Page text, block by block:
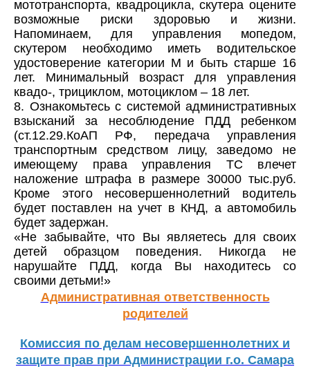
мототранспорта, квадроцикла, скутера оцените
возможные риски здоровью и жизни.
Напоминаем, для управления мопедом,
скутером необходимо иметь водительское
удостоверение категории М и быть старше 16
лет. Минимальный возраст для управления
квадо-, трициклом, мотоциклом – 18 лет.
8. Ознакомьтесь с системой административных
взысканий за несоблюдение ПДД ребенком
(ст.12.29.КоАП РФ, передача управления
транспортным средством лицу, заведомо не
имеющему права управления ТС влечет
наложение штрафа в размере 30000 тыс.руб.
Кроме этого несовершеннолетний водитель
будет поставлен на учет в КНД, а автомобиль
будет задержан.
«Не забывайте, что Вы являетесь для своих
детей образцом поведения. Никогда не
нарушайте ПДД, когда Вы находитесь со
своими детьми!»
Административная ответственность
родителей
Комиссия по делам несовершеннолетних и
защите прав при Администрации г.о. Самара